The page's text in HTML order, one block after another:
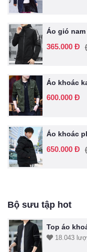
Áo gió nam
365.000 Đ
Áo khoác
600.000 Đ
Áo khoác
650.000 Đ
Bộ sưu tập hot
Top áo
18.043